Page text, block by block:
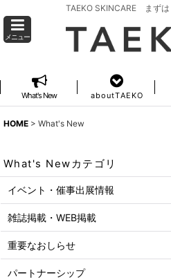
TAEKO SKINCARE まず
メニュー
What's New a b o u t T A E K O
HOME > What's New
What's Newカテゴリ
イベント・催事出展情報
雑誌掲載・WEB掲載
重要なおしらせ
パートナーシップ